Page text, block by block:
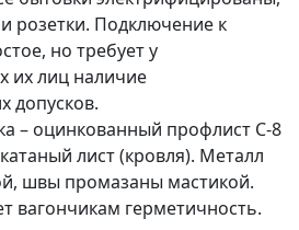
розетки. Подключение к
но требует у
их лиц наличие
допусков.
– оцинкованный профлист С-8
лист (кровля). Металл
швы промазаны мастикой.
вагончикам герметичность.